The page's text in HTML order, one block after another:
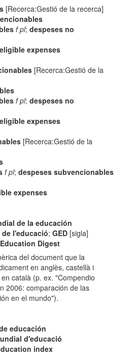
[Recerca:Gestió de la recerca]
f pl;despeses no
expenses
[Recerca:Gestió de la
f pl;despeses no
expenses
[Recerca:Gestió de la
f pl;despeses subvencionables
expenses
de la educación
l'educació;GED [sigla]
Digest
del document que la
en anglès, castellà i
català (p. ex. "Compendio
2006: comparación de las
en el mundo").
educación
d'educació
index